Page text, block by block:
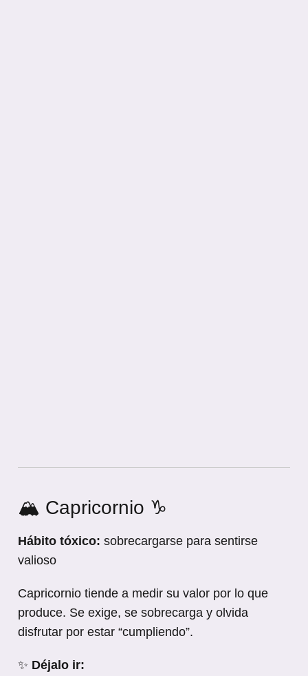
🏔️ Capricornio ♑
Hábito tóxico: sobrecargarse para sentirse
valioso
Capricornio tiende a medir su valor por lo que
produce. Se exige, se sobrecarga y olvida
disfrutar por estar “cumpliendo”.
✨ Déjalo ir: